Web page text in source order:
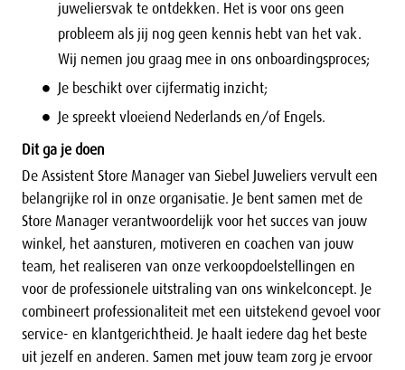
juweliersvak te ontdekken. Het is voor ons geen
probleem als jij nog geen kennis hebt van het vak.
Wij nemen jou graag mee in ons onboardingsproces;
Je beschikt over cijfermatig inzicht;
Je spreekt vloeiend Nederlands en/of Engels.
Dit ga je doen
De Assistent Store Manager van Siebel Juweliers vervult een
belangrijke rol in onze organisatie. Je bent samen met de
Store Manager verantwoordelijk voor het succes van jouw
winkel, het aansturen, motiveren en coachen van jouw
team, het realiseren van onze verkoopdoelstellingen en
voor de professionele uitstraling van ons winkelconcept. Je
combineert professionaliteit met een uitstekend gevoel voor
service- en klantgerichtheid. Je haalt iedere dag het beste
uit jezelf en anderen. Samen met jouw team zorg je ervoor